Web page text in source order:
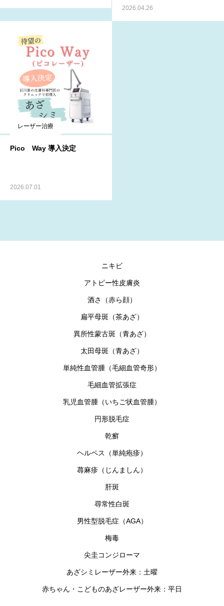
2026.04.26
レーザー治療
Pico Way 導入決定
2026.07.01
ニキビ
アトピー性皮膚炎
酒さ（赤ら顔）
扁平母斑（茶あざ）
異所性蒙古斑（青あざ）
太田母斑（青あざ）
単純性血管腫（毛細血管奇形）
毛細血管拡張症
乳児血管腫（いちご状血管腫）
円形脱毛症
乾癬
ヘルペス（単純疱疹）
蕁麻疹（じんましん）
肝斑
尋常性白斑
男性型脱毛症（AGA）
梅毒
尖圭コンジローマ
あざシミレーザー外来：土曜
赤ちゃん・こどものあざレーザー外来：平日